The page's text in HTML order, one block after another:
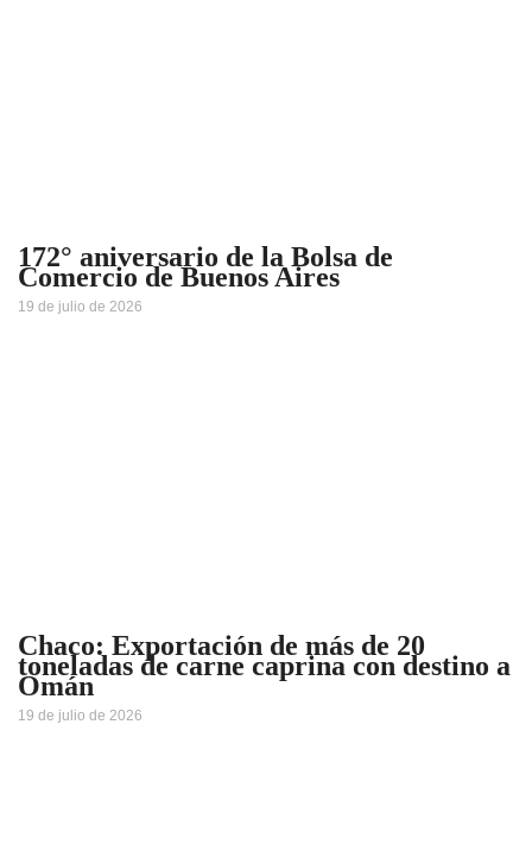
172° aniversario de la Bolsa de
Comercio de Buenos Aires
19 de julio de 2026
Chaco: Exportación de más de 20
toneladas de carne caprina con destino a
Omán
19 de julio de 2026